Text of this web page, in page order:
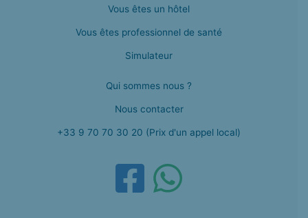
Vous êtes un hôtel
Vous êtes professionnel de santé
Simulateur
Qui sommes nous ?
Nous contacter
+33 9 70 70 30 20 (Prix d'un appel local)